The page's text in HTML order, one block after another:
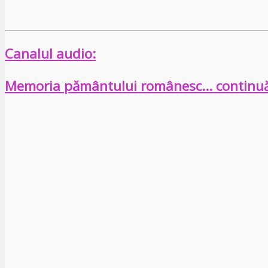
Canalul audio:
Memoria pământului românesc…